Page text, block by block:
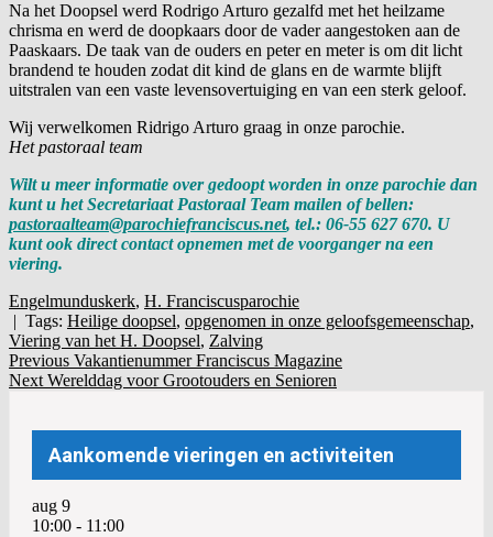
Na het Doopsel werd Rodrigo Arturo gezalfd met het heilzame
chrisma en werd de doopkaars door de vader aangestoken aan de
Paaskaars. De taak van de ouders en peter en meter is om dit licht
brandend te houden zodat dit kind de glans en de warmte blijft
uitstralen van een vaste levensovertuiging en van een sterk geloof.
Wij verwelkomen Ridrigo Arturo graag in onze parochie.
Het pastoraal team
Wilt u meer informatie over gedoopt worden in onze parochie dan
kunt u het Secretariaat Pastoraal Team mailen of bellen:
pastoraalteam@parochiefranciscus.net, tel.: 06-55 627 670. U
kunt ook direct contact opnemen met de voorganger na een
viering.
Engelmunduskerk, H. Franciscusparochie
| Tags: Heilige doopsel, opgenomen in onze geloofsgemeenschap,
Viering van het H. Doopsel, Zalving
Post
navigation
Bericht
navigatie
Previous Previous
Post:
Vakantienummer Franciscus Magazine
Next Next
Werelddag voor Grootouders en Senioren
Aankomende vieringen en activiteiten
aug 9
10:00 - 11:00